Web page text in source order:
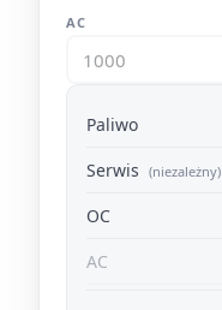
AC
Paliwo
Serwis (niezależny)
OC
AC